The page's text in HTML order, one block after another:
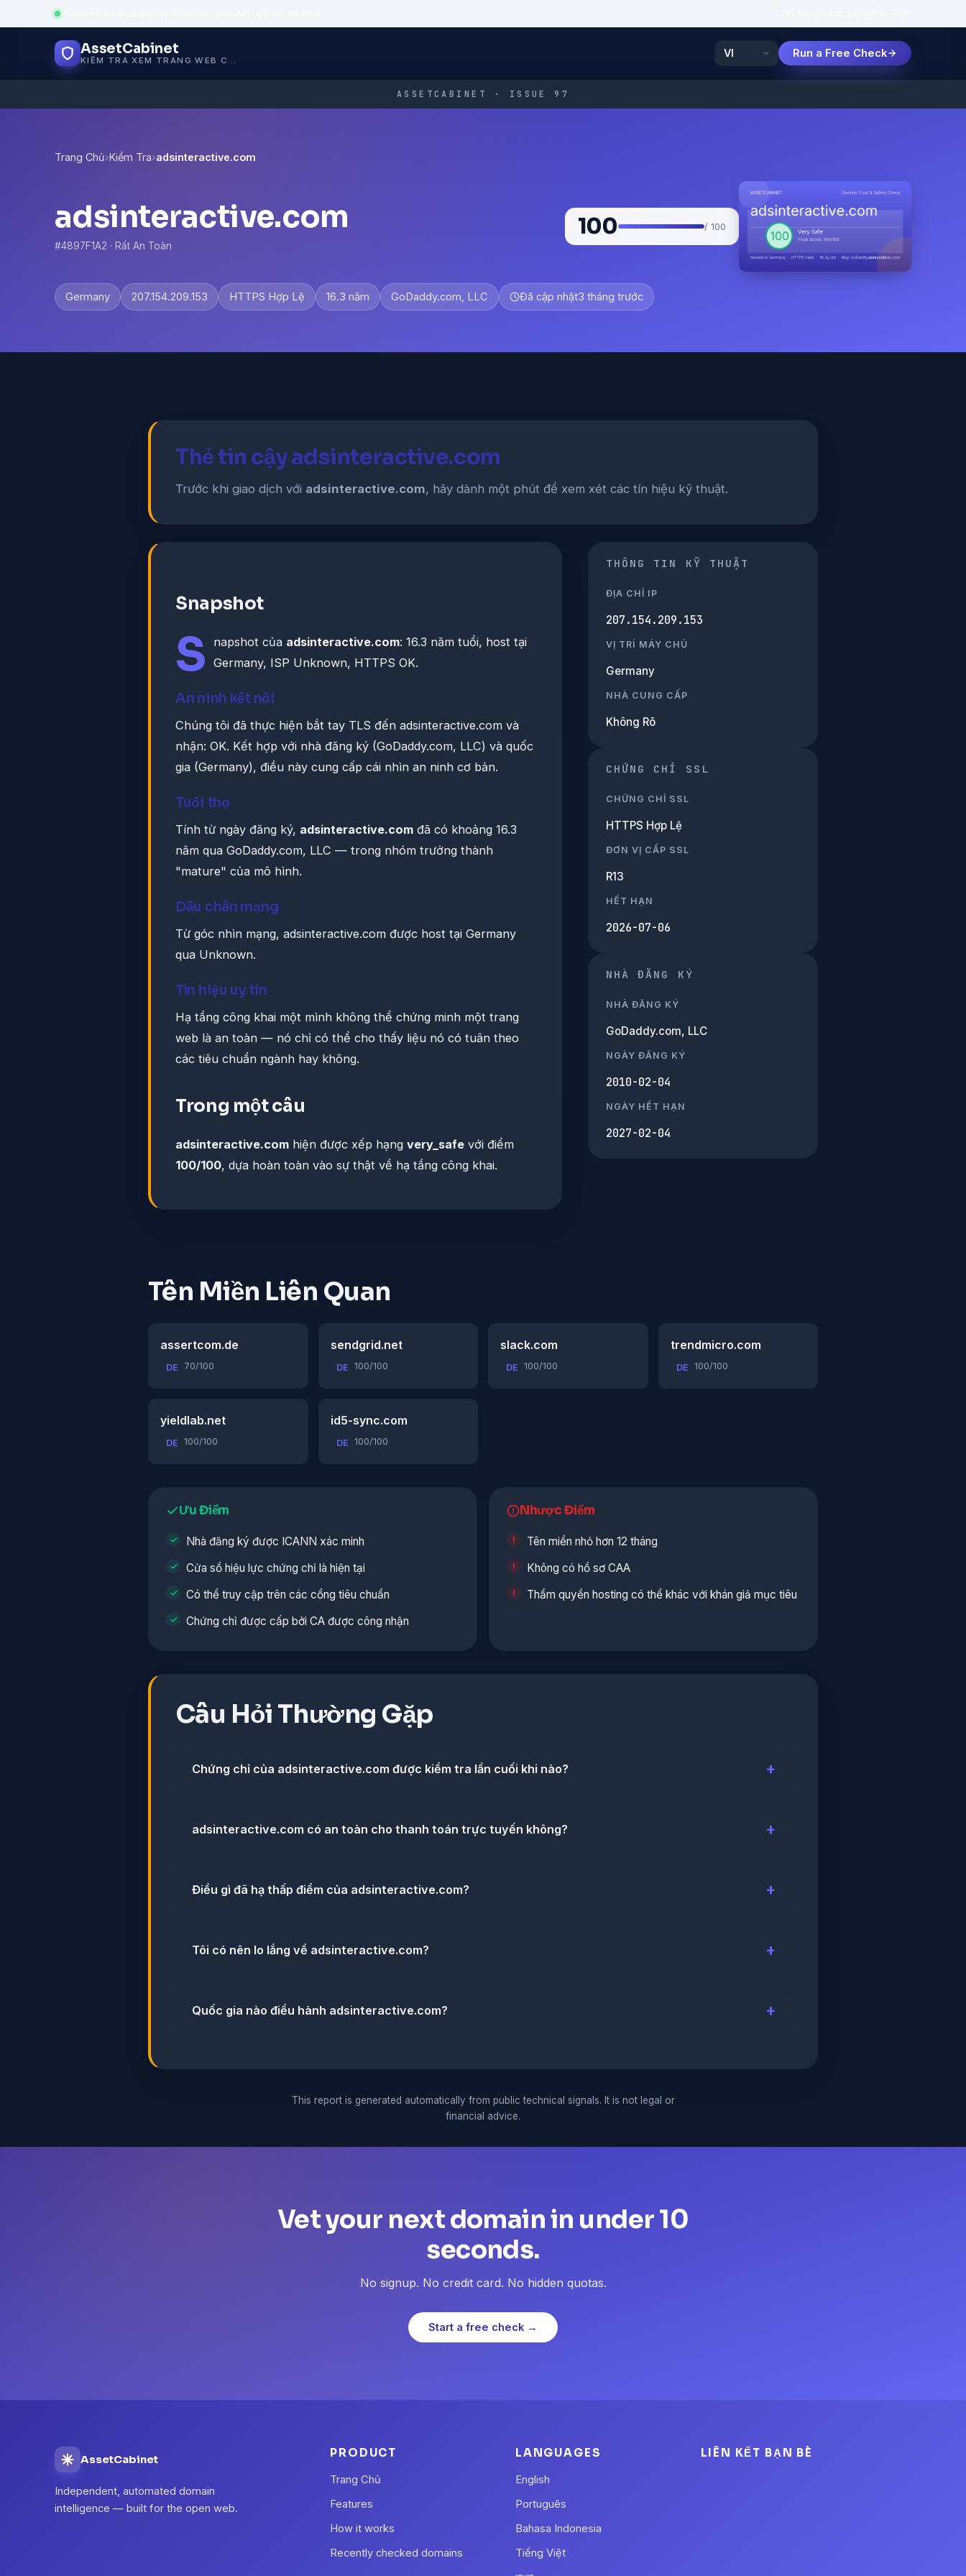
Powered by trustworthy infrastructure
AssetCabinet
KIỂM TRA XEM TRANG WEB CÓ AN TOÀN KHÔNG
Run a Free Check
ASSETCABINET · ISSUE 97
Trang Chủ›Kiểm Tra›adsinteractive.com
adsinteractive.com
#4897F1A2 · Rất An Toàn
100 / 100
Germany 207.154.209.153 HTTPS Hợp Lệ 16.3 năm GoDaddy.com, LLC Đã cập nhật3 tháng trước
Thẻ tin cậy adsinteractive.com
Trước khi giao dịch với adsinteractive.com, hãy dành một phút để xem xét các tín hiệu kỹ thuật.
Snapshot
S napshot của adsinteractive.com: 16.3 năm tuổi, host tại
Germany, ISP Unknown, HTTPS OK.
An ninh kết nối
Chúng tôi đã thực hiện bắt tay TLS đến adsinteractive.com và
nhận: OK. Kết hợp với nhà đăng ký (GoDaddy.com, LLC) và quốc
gia (Germany), điều này cung cấp cái nhìn an ninh cơ bản.
Tuổi thọ
Tính từ ngày đăng ký, adsinteractive.com đã có khoảng 16.3
năm qua GoDaddy.com, LLC — trong nhóm trưởng thành
"mature" của mô hình.
Dấu chân mạng
Từ góc nhìn mạng, adsinteractive.com được host tại Germany
qua Unknown.
Tín hiệu uy tín
Hạ tầng công khai một mình không thể chứng minh một trang
web là an toàn — nó chỉ có thể cho thấy liệu nó có tuân theo
các tiêu chuẩn ngành hay không.
Trong một câu
adsinteractive.com hiện được xếp hạng very_safe với điểm
100/100, dựa hoàn toàn vào sự thật về hạ tầng công khai.
THÔNG TIN KỸ THUẬT
ĐỊA CHỈ IP
207.154.209.153
VỊ TRÍ MÁY CHỦ
Germany
NHÀ CUNG CẤP
Không Rõ
CHỨNG CHỈ SSL
CHỨNG CHỈ SSL
HTTPS Hợp Lệ
ĐƠN VỊ CẤP SSL
R13
HẾT HẠN
2026-07-06
NHÀ ĐĂNG KÝ
NHÀ ĐĂNG KÝ
GoDaddy.com, LLC
NGÀY ĐĂNG KÝ
2010-02-04
NGÀY HẾT HẠN
2027-02-04
Tên Miền Liên Quan
assertcom.de
DE 70/100
sendgrid.net
DE 100/100
slack.com
DE 100/100
trendmicro.com
DE 100/100
yieldlab.net
DE 100/100
id5-sync.com
DE 100/100
Ưu Điểm
Nhà đăng ký được ICANN xác minh
Cửa sổ hiệu lực chứng chỉ là hiện tại
Có thể truy cập trên các cổng tiêu chuẩn
Chứng chỉ được cấp bởi CA được công nhận
Nhược Điểm
Tên miền nhỏ hơn 12 tháng
Không có hồ sơ CAA
Thẩm quyền hosting có thể khác với khán giả mục tiêu
Câu Hỏi Thường Gặp
Chứng chỉ của adsinteractive.com được kiểm tra lần cuối khi nào?
adsinteractive.com có an toàn cho thanh toán trực tuyến không?
Điều gì đã hạ thấp điểm của adsinteractive.com?
Tôi có nên lo lắng về adsinteractive.com?
Quốc gia nào điều hành adsinteractive.com?
This report is generated automatically from public technical signals. It is not legal or
financial advice.
Vet your next domain in under 10
seconds.
No signup. No credit card. No hidden quotas.
Start a free check →
AssetCabinet
Independent, automated domain
intelligence — built for the open web.
PRODUCT
Trang Chủ
Features
How it works
Recently checked domains
LANGUAGES
English
Português
Bahasa Indonesia
Tiếng Việt
LIÊN KẾT BẠN BÈ